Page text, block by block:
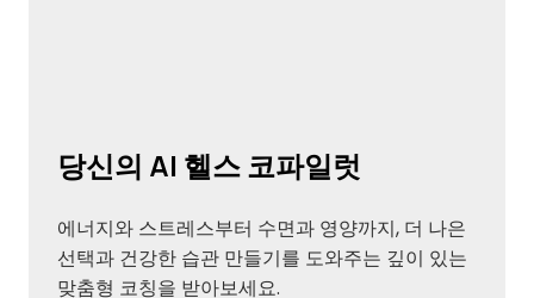
당신의 AI 헬스 코파일럿
에너지와 스트레스부터 수면과 영양까지, 더 나은
선택과 건강한 습관 만들기를 도와주는 깊이 있는
맞춤형 코칭을 받아보세요.